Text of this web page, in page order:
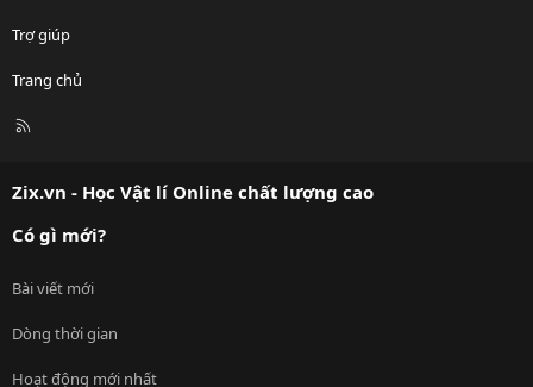
Trợ giúp
Trang chủ
R
Zix.vn - Học Vật lí Online chất lượng cao
Có gì mới?
Bài viết mới
Dòng thời gian
Hoạt động mới nhất